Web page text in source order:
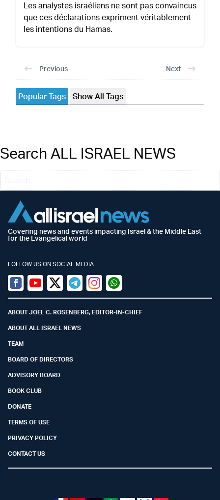
Les analystes israéliens ne sont pas convaincus
que ces déclarations expriment véritablement
les intentions du Hamas.
Previous Next
Popular Tags Show All Tags
Search ALL ISRAEL NEWS
Covering news and events impacting Israel & the Middle East
for the Evangelical world
FOLLOW US ON SOCIAL MEDIA
Facebook
YoutubeTwitter (X)
TelegramInstagramWhatsapp
ABOUT JOEL C. ROSENBERG, EDITOR-IN-CHIEF
ABOUT ALL ISRAEL NEWS
TEAM
BOARD OF DIRECTORS
ADVISORY BOARD
BOOK CLUB
DONATE
TERMS OF USE
PRIVACY POLICY
CONTACT US